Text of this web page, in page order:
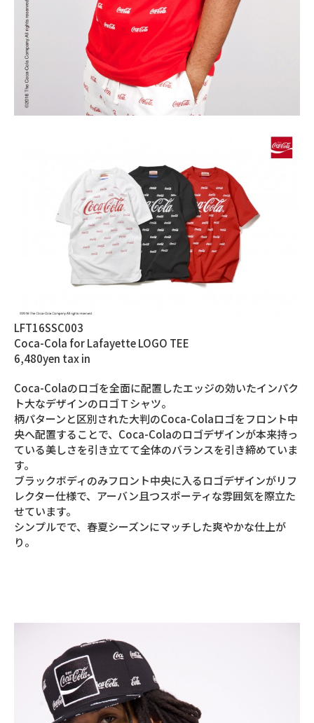
LFT16SSC003
Coca-Cola for Lafayette LOGO TEE
6,480yen tax in
Coca-Colaのロゴを全面に配置したエッジの効いたインパク
ト大なデザインのロゴＴシャツ。
柄パターンと区別された大判のCoca-Colaロゴをフロント中
央へ配置することで、Coca-Colaのロゴデザインが本来持っ
ている美しさを引き立てて全体のバランスを引き締めていま
す。
ブラックボディのみフロント中央に入るロゴデザインがリフ
レクター仕様で、アーバン且つスポーティな雰囲気を際立た
せています。
シンプルでで、春夏シーズンにマッチした爽やかな仕上が
り。